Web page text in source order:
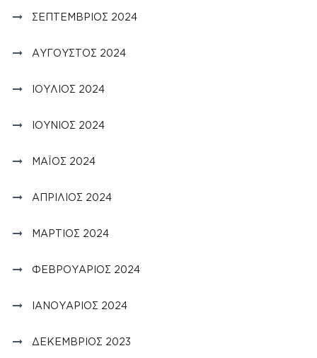
ΣΕΠΤΈΜΒΡΙΟΣ 2024
ΑΎΓΟΥΣΤΟΣ 2024
ΙΟΎΛΙΟΣ 2024
ΙΟΎΝΙΟΣ 2024
ΜΆΙΟΣ 2024
ΑΠΡΊΛΙΟΣ 2024
ΜΆΡΤΙΟΣ 2024
ΦΕΒΡΟΥΆΡΙΟΣ 2024
ΙΑΝΟΥΆΡΙΟΣ 2024
ΔΕΚΈΜΒΡΙΟΣ 2023